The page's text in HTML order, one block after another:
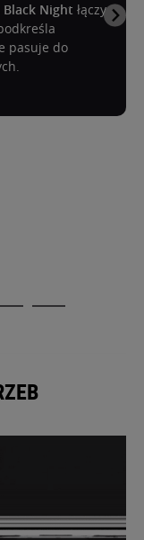
Night łączy
pasuje do